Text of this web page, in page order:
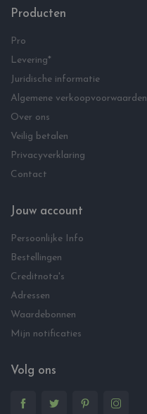
Producten
Pro
Levering*
Juridische informatie
Algemene verkoopvoorwaarden
Over ons
Veilig betalen
Privacyverklaring
Contact
Jouw account
Persoonlijke Info
Bestellingen
Creditnota's
Adressen
Waardebonnen
Mijn notificaties
Volg ons